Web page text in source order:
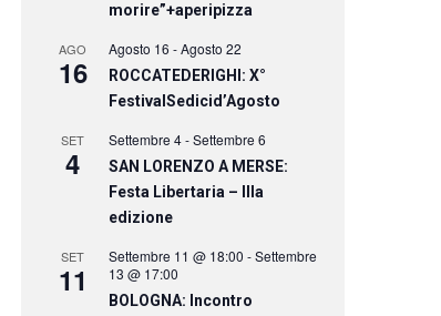
morire”+aperipizza
AGO
16
Agosto 16 -Agosto 22
ROCCATEDERIGHI: X°
FestivalSedicid’Agosto
SET
4
Settembre 4-Settembre 6
SAN LORENZO A MERSE:
Festa Libertaria – IIIa
edizione
SET
11
Settembre 11 @ 18:00 -Settembre
13 @ 17:00
BOLOGNA: Incontro